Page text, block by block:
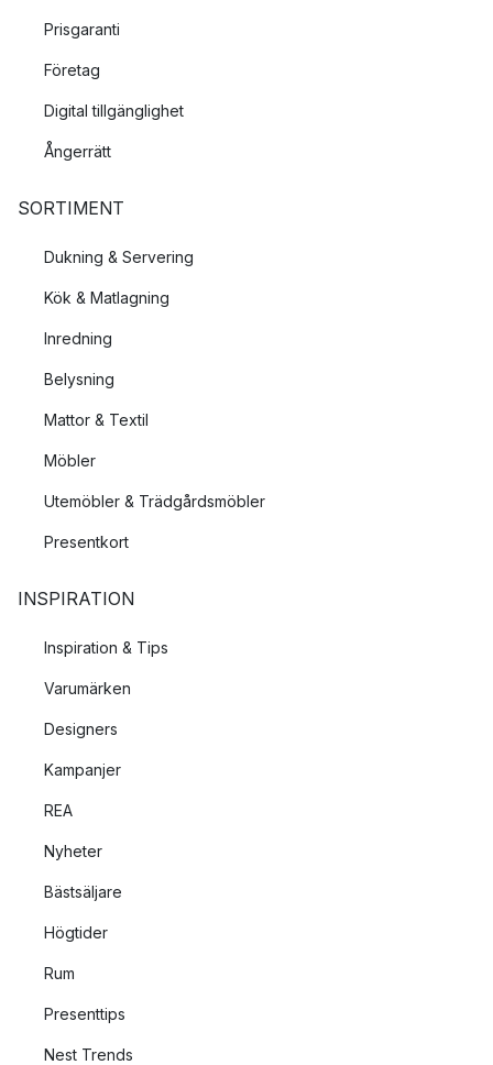
Prisgaranti
Företag
Digital tillgänglighet
Ångerrätt
SORTIMENT
Dukning & Servering
Kök & Matlagning
Inredning
Belysning
Mattor & Textil
Möbler
Utemöbler & Trädgårdsmöbler
Presentkort
INSPIRATION
Inspiration & Tips
Varumärken
Designers
Kampanjer
REA
Nyheter
Bästsäljare
Högtider
Rum
Presenttips
Nest Trends